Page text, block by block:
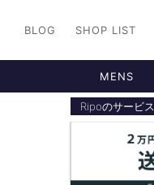
BLOG SHOP LIST
MENS
Ripoのサービス